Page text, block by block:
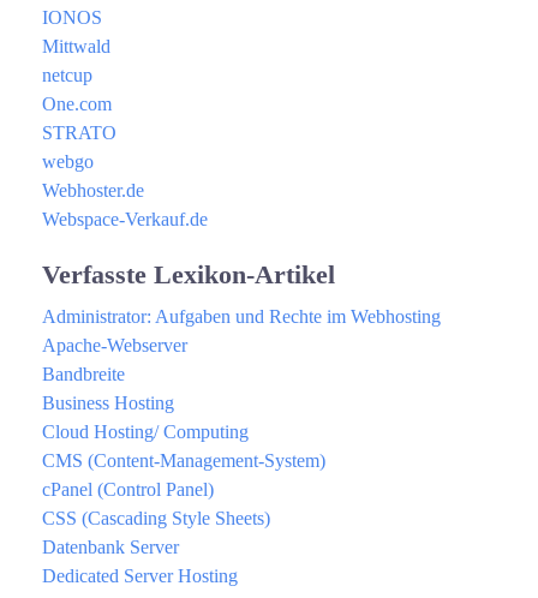
IONOS
Mittwald
netcup
One.com
STRATO
webgo
Webhoster.de
Webspace-Verkauf.de
Verfasste Lexikon-Artikel
Administrator: Aufgaben und Rechte im Webhosting
Apache-Webserver
Bandbreite
Business Hosting
Cloud Hosting/ Computing
CMS (Content-Management-System)
cPanel (Control Panel)
CSS (Cascading Style Sheets)
Datenbank Server
Dedicated Server Hosting